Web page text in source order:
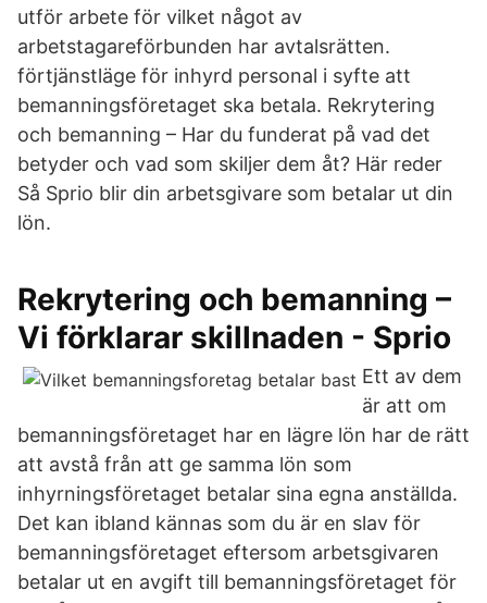
utför arbete för vilket något av
arbetstagareförbunden har avtalsrätten.
förtjänstläge för inhyrd personal i syfte att
bemanningsföretaget ska betala. Rekrytering
och bemanning – Har du funderat på vad det
betyder och vad som skiljer dem åt? Här reder
Så Sprio blir din arbetsgivare som betalar ut din
lön.
Rekrytering och bemanning –
Vi förklarar skillnaden - Sprio
Ett av dem
är att om
bemanningsföretaget har en lägre lön har de rätt
att avstå från att ge samma lön som
inhyrningsföretaget betalar sina egna anställda.
Det kan ibland kännas som du är en slav för
bemanningsföretaget eftersom arbetsgivaren
betalar ut en avgift till bemanningsföretaget för